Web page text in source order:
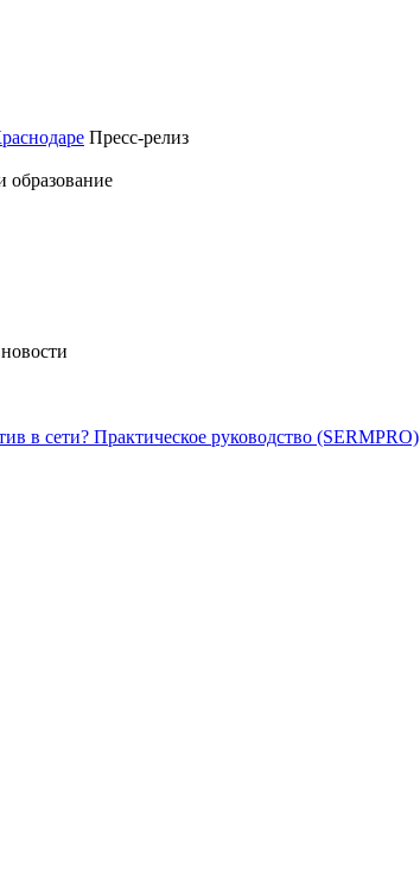
Пресс-релиз
образование
в сети? Практическое руководство (SERMPRO)